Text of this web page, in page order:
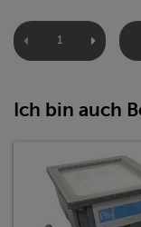
Ich bin auch